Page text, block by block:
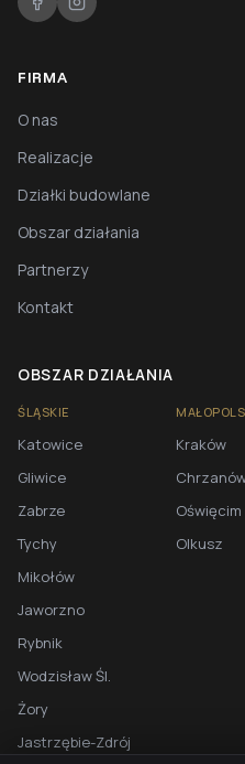
FIRMA
O nas
Realizacje
Działki budowlane
Obszar działania
Partnerzy
Kontakt
OBSZAR DZIAŁANIA
ŚLĄSKIE
Katowice
Gliwice
Zabrze
Tychy
Mikołów
Jaworzno
Rybnik
Wodzisław Śl.
Żory
Jastrzębie-Zdrój
Kraków
Oświęcim
Olkusz